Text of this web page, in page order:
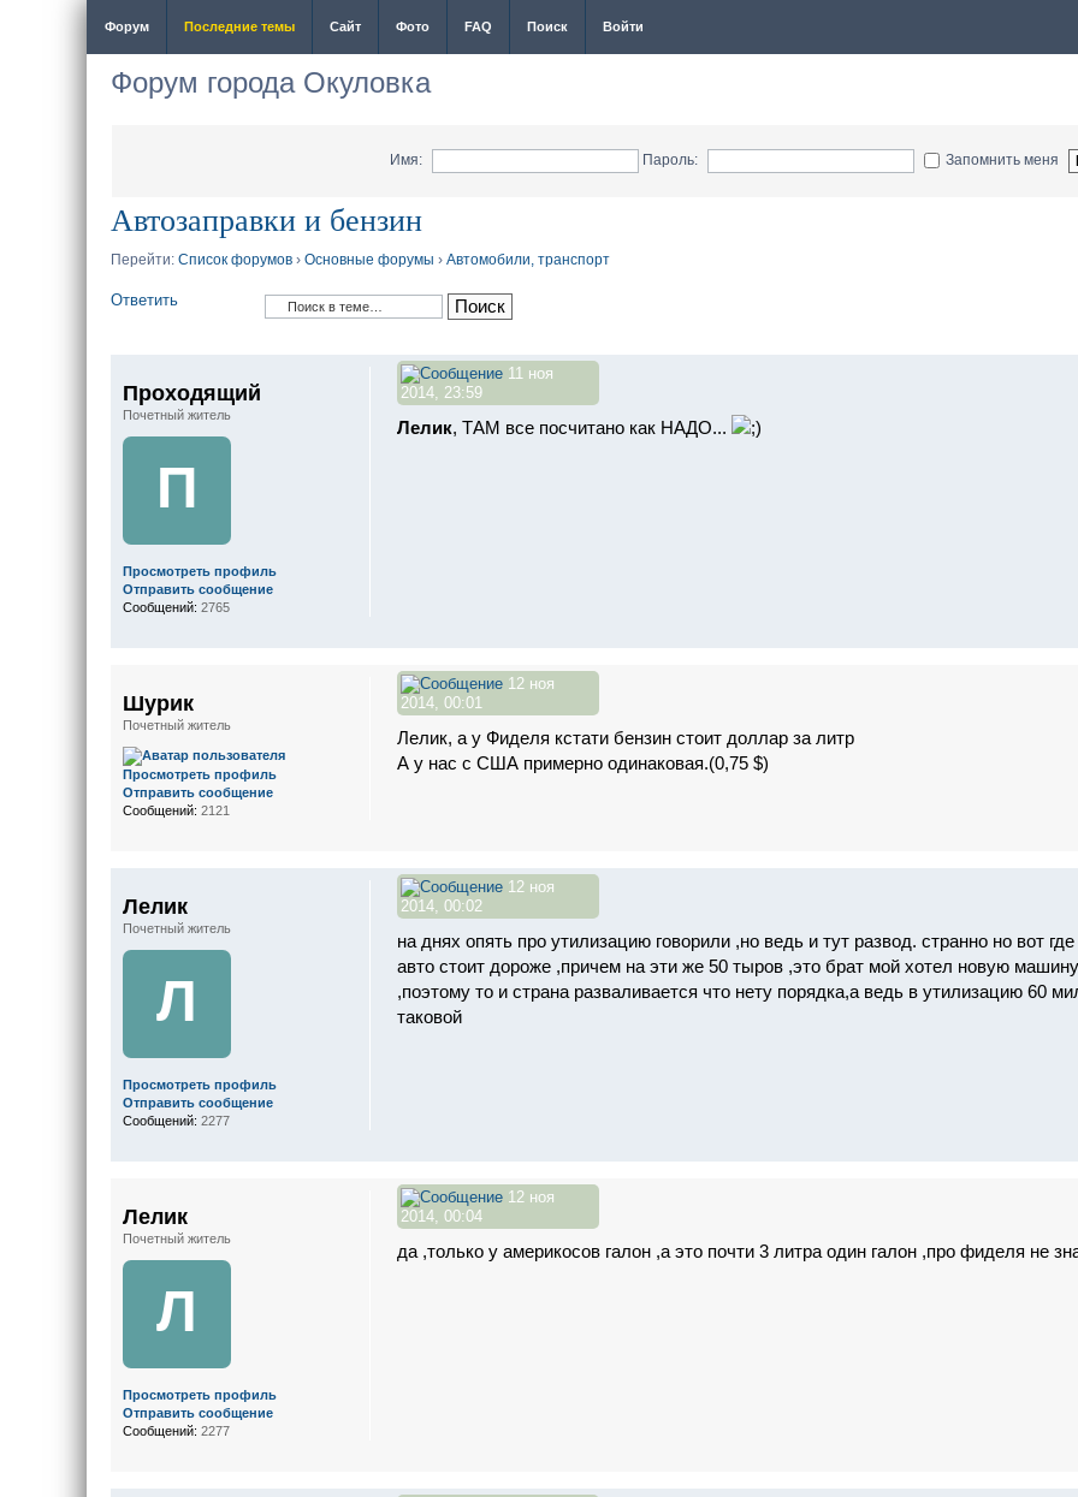
Форум Последние темы Сайт Фото FAQ Поиск Войти
Форум города Окуловка
Имя: Пароль: Запомнить меня
Автозаправки и бензин
Перейти: Список форумов › Основные форумы › Автомобили, транспорт
Ответить
11 ноя
2014, 23:59
Лелик, ТАМ все посчитано как НАДО...
Проходящий
Почетный житель
П
Просмотреть профиль
Отправить сообщение
Сообщений: 2765
12 ноя
2014, 00:01
Лелик, а у Фиделя кстати бензин стоит доллар за литр
А у нас с США примерно одинаковая.(0,75 $)
Шурик
Почетный житель
Просмотреть профиль
Отправить сообщение
Сообщений: 2121
12 ноя
2014, 00:02
на днях опять про утилизацию говорили ,но ведь и тут развод. странно но вот
авто стоит дороже ,причем на эти же 50 тыров ,это брат мой хотел новую
,поэтому то и страна разваливается что нету порядка,а ведь в утилизацию 60
таковой
Лелик
Почетный житель
Л
Просмотреть профиль
Отправить сообщение
Сообщений: 2277
12 ноя
2014, 00:04
да ,только у америкосов галон ,а это почти 3 литра один галон ,про фиделя не
Лелик
Почетный житель
Л
Просмотреть профиль
Отправить сообщение
Сообщений: 2277